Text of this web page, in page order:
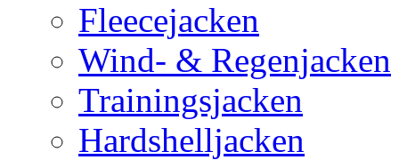
Fleecejacken
Wind- & Regenjacken
Trainingsjacken
Hardshelljacken